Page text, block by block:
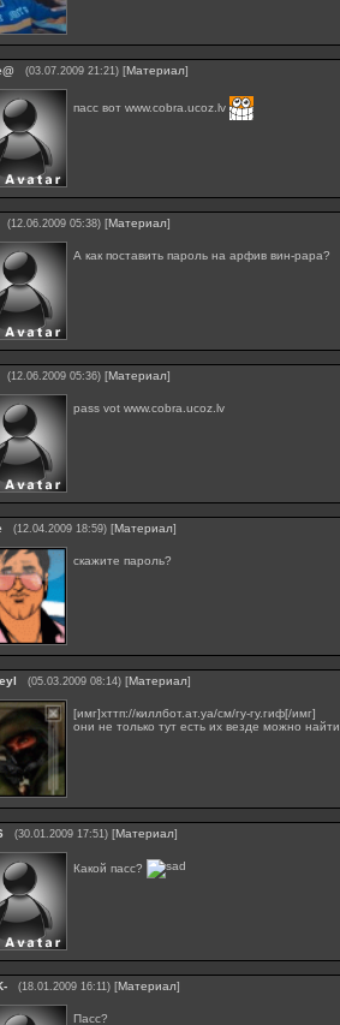
(03.07.2009 21:21) [Материал]
пасс вот www.cobra.ucoz.lv
(12.06.2009 05:38) [Материал]
А как поставить пароль на арфив вин-рара?
(12.06.2009 05:36) [Материал]
pass vot www.cobra.ucoz.lv
(12.04.2009 18:59) [Материал]
скажите пароль?
(05.03.2009 08:14) [Материал]
[имг]хттп://киллбот.ат.уа/см/гу-гу.гиф[/имг]
они не только тут есть их везде можно найти
(30.01.2009 17:51) [Материал]
Какой пасс?
(18.01.2009 16:11) [Материал]
Пасс?